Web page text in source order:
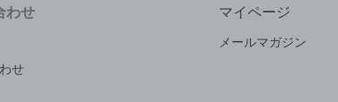
わせ
せ
マイページ
メールマガジン